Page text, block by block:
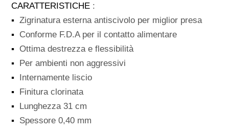
CARATTERISTICHE :
▪Zigrinatura esterna antiscivolo per miglior presa
▪ Conforme F.D.A per il contatto alimentare
▪Ottima destrezza e flessibilità
▪ Per ambienti non aggressivi
▪ Internamente liscio
▪ Finitura clorinata
▪ Lunghezza 31 cm
▪ Spessore 0,40 mm